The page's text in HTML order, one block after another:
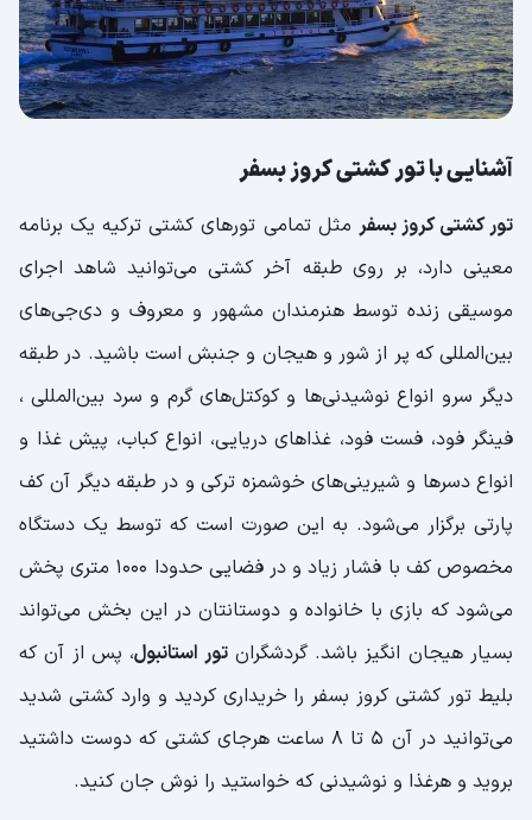
آشنایی با تور کشتی کروز بسفر
تور کشتی کروز بسفر مثل تمامی تورهای کشتی ترکیه یک برنامه
معینی دارد، بر روی طبقه آخر کشتی می‌توانید شاهد اجرای
موسیقی زنده توسط هنرمندان مشهور و معروف و دی‌جی‌های
بین‌المللی که پر از شور و هیجان و جنبش است باشید. در طبقه
دیگر سرو انواع نوشیدنی‌ها و کوکتل‌های گرم و سرد بین‌المللی ،
فینگر فود، فست فود، غذاهای دریایی، انواع کباب، پیش غذا و
انواع دسرها و شیرینی‌های خوشمزه ترکی و در طبقه دیگر آن کف
پارتی برگزار می‌شود. به این صورت است که توسط یک دستگاه
مخصوص کف با فشار زیاد و در فضایی حدودا 1000 متری پخش
می‌شود که بازی با خانواده و دوستانتان در این بخش می‌تواند
بسیار هیجان انگیز باشد. گردشگرانتور استانبول، پس از آن که
بلیط تور کشتی کروز بسفر را خریداری کردید و وارد کشتی شدید
می‌توانید در آن 5 تا 8 ساعت هرجای کشتی که دوست داشتید
بروید و هرغذا و نوشیدنی که خواستید را نوش جان کنید.